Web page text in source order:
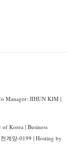
Manager: JIHUN KIM |
Korea | Business
계양-0199 | Hosting by